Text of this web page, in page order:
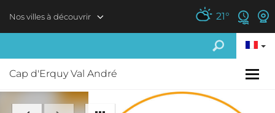
Nos villes à découvrir 21°
Cap d'Erquy Val André